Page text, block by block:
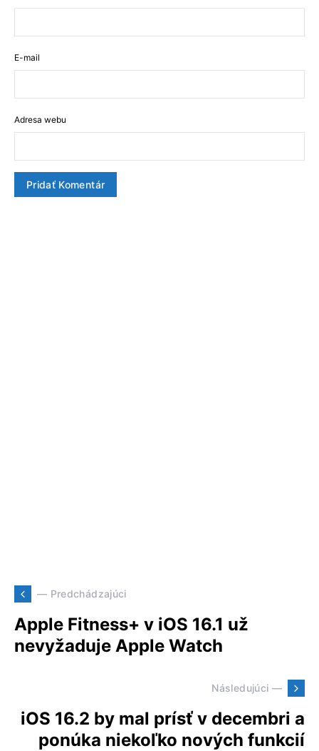
E-mail
Adresa webu
— Predchádzajúci
Apple Fitness+ v iOS 16.1 už
nevyžaduje Apple Watch
Následujúci —
iOS 16.2 by mal prísť v decembri a
ponúka niekoľko nových funkcií